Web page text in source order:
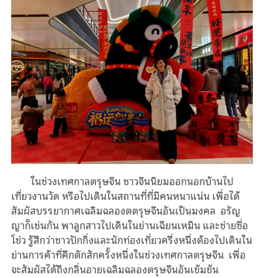
ในช่วงเทศกาลตรุษจีน ชาวจีนนิยมออกนอกบ้านไป
เที่ยวงานวัด หรือไปเดินในสถานที่ที่มีคนหนาแน่น เพื่อได้
สัมผัสบรรยากาศเฉลิมฉลองตตรุษจีนอันเป็นมงคล อรัญ
ญาก็เช่นกัน พาลูกสาวไปเดินในย่านเฉียนเหมิน และช่ายซื่อ
โข่ว รู้สึกว่าชาวปักกิ่งและนักท่องเที่ยวครึ่งหนึ่งต้องไปเดินใน
ย่านการค้าที่คึกตักสักครั้งหนึ่งในช่วงเทศกาลตรุษจีน เพื่อ
จะสัมผัสได้ถึงกลิ่นอายเฉลิมฉลองตรุษจีนอันเข้มข้น